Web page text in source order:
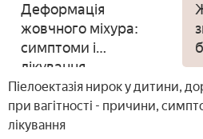
Деформація
жовчного міхура:
симптоми і
лікування
Піелоектазія нирок у дитини,
при вагітності - причини,
лікування